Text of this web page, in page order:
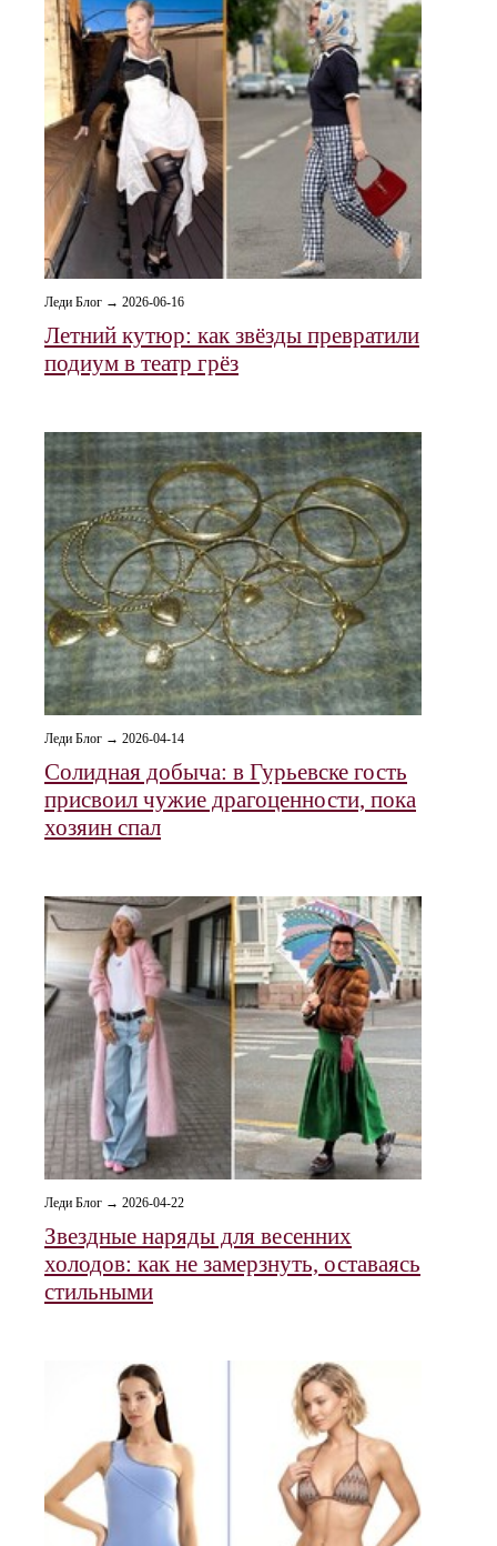
Леди Блог → 2026-06-16
Летний кутюр: как звёзды превратили
подиум в театр грёз
Леди Блог → 2026-04-14
Солидная добыча: в Гурьевске гость
присвоил чужие драгоценности, пока
хозяин спал
Леди Блог → 2026-04-22
Звездные наряды для весенних
холодов: как не замерзнуть, оставаясь
стильными